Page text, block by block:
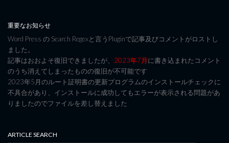
重要なお知らせ
Word Press の Search Regexと言うPluginで記事及びコメントがロストし
ました。
記事はおおよそ復旧できましたが、 2023年7月に書き込まれたコメント
のうち消えてしまったものの復旧が不可能です
2023年5月のルート証明書の更新プログラムのインストールチェックに
不具合があり、インストールに成功してもエラーが表示される問題があ
りましたのでファイルを差し替えました
ARTICLE SEARCH